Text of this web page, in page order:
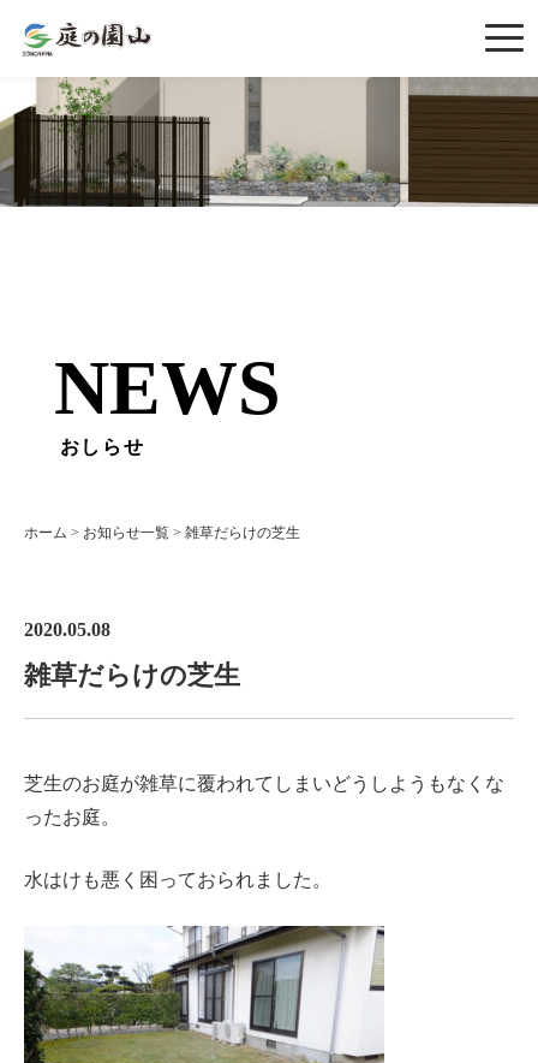
NEWS
おしらせ
ホーム > お知らせ一覧 > 雑草だらけの芝生
2020.05.08
雑草だらけの芝生
芝生のお庭が雑草に覆われてしまいどうしようもなくな
ったお庭。
水はけも悪く困っておられました。